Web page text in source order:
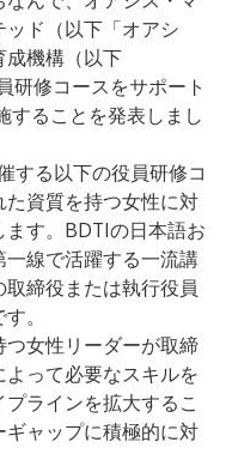
ド（以下「オアシ
成機構（以下
研修コースをサポート
することを発表しまし
する以下の役員研修コ
資質を持つ女性に対
ます。BDTIの日本語お
線で活躍する一流講
締役または執行役員
。
女性リーダーが取締
って必要なスキルを
ラインを拡大するこ
ャップに積極的に対